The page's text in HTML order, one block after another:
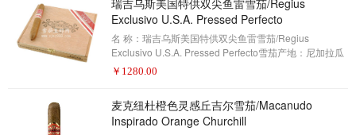
厂。 就在埃斯特利目前的雪茄制造业蓬勃发展之前，经
历了20世纪70年代动荡的桑地诺斯（Sandinista）战
争。 该建筑甚至有弹孔和炸弹破坏的证明。在这段时
间，乔亚尼加拉瓜都没有在乔亚黑色之前用墨西
瑞吉乌斯美国特供双尖鱼雷雪茄/Regius
Exclusivo U.S.A. Pressed Perfecto
名 称：瑞吉乌斯美国特供双尖鱼雷雪茄/Regius
Exclusivo U.S.A. Pressed Perfecto雪茄产地：尼加拉瓜
雪茄浓度：中等-浓郁雪茄形状：Perfecto雪茄尺寸：5
来，瑞吉乌斯美国特供雪茄只在美国上市，但它们已经
积累了一批追随者。出生在英国的品牌所有者Akhil
￥ 1280.00
麦克纽杜橙色灵感丘吉尔雪茄/Macanudo
Inspirado Orange Churchill